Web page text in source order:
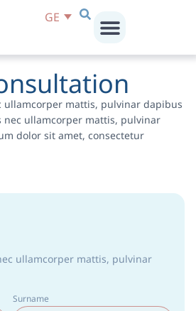
GE
ullamcorper mattis, pulvinar dapibus
nec ullamcorper mattis, pulvinar
dolor sit amet, consectetur
ullamcorper mattis, pulvinar
Surname